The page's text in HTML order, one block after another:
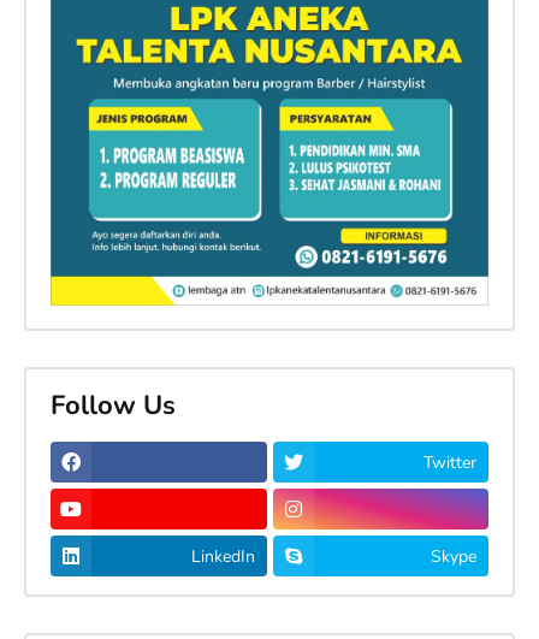
Follow Us
Twitter
LinkedIn Skype